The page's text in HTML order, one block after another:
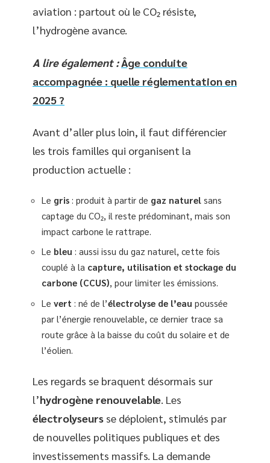
aviation : partout où le CO₂ résiste,
l’hydrogène avance.
A lire également : Âge conduite
accompagnée : quelle réglementation en
2025 ?
Avant d’aller plus loin, il faut différencier
les trois familles qui organisent la
production actuelle :
Le gris : produit à partir de gaz naturel sans
captage du CO₂, il reste prédominant, mais son
impact carbone le rattrape.
Le bleu : aussi issu du gaz naturel, cette fois
couplé à la capture, utilisation et stockage du
carbone (CCUS), pour limiter les émissions.
Le vert : né de l’électrolyse de l’eau poussée
par l’énergie renouvelable, ce dernier trace sa
route grâce à la baisse du coût du solaire et de
l’éolien.
Les regards se braquent désormais sur
l’hydrogène renouvelable. Les
électrolyseurs se déploient, stimulés par
de nouvelles politiques publiques et des
investissements massifs. La demande